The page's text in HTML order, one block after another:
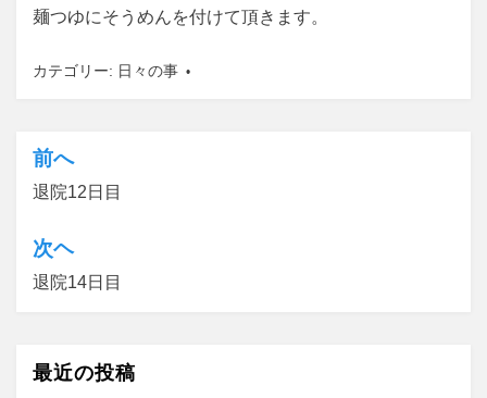
麺つゆにそうめんを付けて頂きます。
カテゴリー: 日々の事
投
稿
ナ
ビ
シ
前へ
退院12日目
次ヘ
退院14日目
最近の投稿